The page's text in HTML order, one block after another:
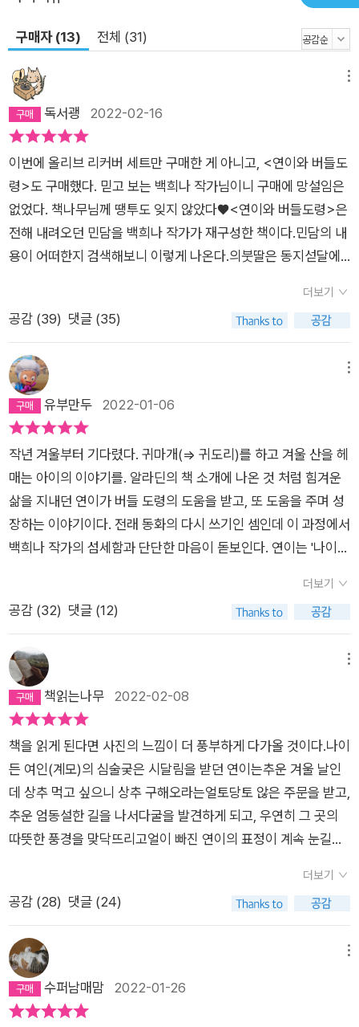
구매자 (13) 전체 (31)
독서괭 2022-02-16
이번에 올리브 리커버 세트만 구매한 게 아니고, <연이와 버들도
령>도 구매했다. 믿고 보는 백희나 작가님이니 구매에 망설임은
없었다. 책나무님께 땡투도 잊지 않았다♥<연이와 버들도령>은
전해 내려오던 민담을 백희나 작가가 재구성한 책이다.민담의 내
용이 어떠한지 검색해보니 이렇게 나온다.의붓딸은 동지섣달에
발한 신비한 동굴을 발견한다. 거기에 사는 도령에게 나물을 얻고
재차 동굴을 방문할 때는 ‘김해 김도령 남해 남도령 문을 열라’고
돌리는 숨살이꽃, 쓰다듬으면 뼈가 되살아나는 뼈살이꽃, 살이 붙
는 살살이꽃 등 환생꽃 이야기도 듣는다. 계모가 수상히 여기고
미행해 도령을 죽이지만 의붓딸이 환생꽃으로 살리고 도령과 혼
(설화 편))줄거리는 동일하지만, '계모'라는 단어 대신 '나이 든 여
인'으로 바꾸어, 아이들에게 계모에 대한 선입견을 형성하지 않도
록 신경썼다는 점이 돋보인다. 실은 많은 전래동화, 세계명작동화
의 '계모'가 본래 친엄마라고 하고, 실제로 아동학대 가해자도 계
모보다 친엄마가 압도적으로 많은데, '계모'들은 손쉽게 배척할
수 있는 타자로서 악인으로 설정되었던 것 같다. 버들도령이 연이
에게 나물과 국, 고봉밥으로 이루어진 한상을 차려 대접하는 부분
'손님에게 상 차려주기'를 남성인 도령이 하게 하여 성역할 전도
를 꾀한 게 아닐까? 동굴 방문 시 외는 주문도 다른다. 민담에는
'김해 김도령 남해 남도령'이라 나오지만 이 책에서는 '버들 도령
버들 도령, 연이 나 왔다'가 된다. 또, 마지막에 둘이서 '혼인'한다
는 내용도 없다. 함께 무지개를 타고 올라갈 뿐이다. 언제나 해피
엔딩은 결혼으로 끝나는 것에 대한 비판적 시각인가? 나이든 여
인에 대한 '징악'도 현실적이다. 백희나 작가님의 인터뷰 내용을
살펴보니 얼마나 신경써 책을 만드셨는지 조금은 알 수 있었
다. 중앙일보 인터뷰☞ https://www.joongang.co.kr/article/
닮았다. 작가는 두 인형을 만들 때부터 얼굴을 같게 했다. '그게
재미있을 거 같았어요. 어떻게 보면 연이 안의 남성성일 수도 있
고, 또 다른 자아일 수도 있는 거고.' 설화의 뒷부분에서 죽은 도령
을 연이가 살려내는 점을 떠올리면 더욱 흥미로운 설정이다. - 인
터뷰 기사 중나도 도령의 얼굴을 주목했는데, 책에서 '이쁜 도
령'이라는 표현이 나온다. 반면 연이의 외모에 대한 서술은 없
더보기
공감 (39) 댓글 (35)
유부만두 2022-01-06
작년 겨울부터 기다렸다. 귀마개(=> 귀도리)를 하고 겨울 산을 헤
매는 아이의 이야기를. 알라딘의 책 소개에 나온 것 처럼 힘겨운
삶을 지내던 연이가 버들 도령의 도움을 받고, 또 도움을 주며 성
장하는 이야기이다. 전래 동화의 다시 쓰기인 셈인데 이 과정에서
백희나 작가의 섬세함과 단단한 마음이 돋보인다. 연이는 '나이
인은 심술 궂은 표정으로 이야기의 악역임을 드러낸다. 다른 이야
기에서는 계모 쯤으로 칭해진 많은 여성들을 생각나게 한다. 하지
역전되어 존재한다. 가사일은 연이의 몫이고 나이든 여인은 계속
심술 궂다. 추운 날씨에 상추를, 진달래 꽃을 구하라고 겨울 산으
로 연이를 내몬다. 그 과업을 연이는 버들 도령의 도움으로, 마법
악행을, 발악을 한다. 스포할 순 없지만 바로 사건 직전의 책장에
이미 독자는 심장이 발목까지 떨군다. 이 여인은 모든 것을 파괴
해버리고 만다. 왜 그랬을까. 질투일까. 연이의 시간, 젊음, 혹은
고운 심성을 질투했을까, 아니면 그 모든 것을 혼자만 독점하고
싶었을까. (중년 여인의 소녀에 대한 집착을 그린 애거서 크리스
티의 '복수의 여인'도 주문해두었다) 처참한 현장(아주 어린 독자
에게는 충격적일 만큼 적나라하다)에 뒤늦게 도착한 연이. 연이
다. 그러자 해결법이 보인다. 백희나 작가의 단어 선택 하나 하나,
인물과 소품의 세세한 면이 (현실의 나이 든 여인이 쓴 돋보기 렌
즈와) 눈을 통해 내 심장에 와 닿았다. 나는 조용하게 말했다. 행
복해야해, 연이야, 그리고 버들 도령도. 버들 도령 밥 잘 짓더라,
더보기
공감 (32) 댓글 (12)
책읽는나무 2022-02-08
책을 읽게 된다면 사진의 느낌이 더 풍부하게 다가올 것이다.나이
든 여인(계모)의 심술궂은 시달림을 받던 연이는추운 겨울 날인
데 상추 먹고 싶으니 상추 구해오라는얼토당토 않은 주문을 받고,
추운 엄동설한 길을 나서다굴을 발견하게 되고, 우연히 그 곳의
따뜻한 풍경을 맞닥뜨리고얼이 빠진 연이의 표정이 계속 눈길을
령이 살고 있는 극락의 풍경에 넋을 잃는다.버들 도령이 짠~~~
나타나,고생많다며 자기 집으로 초대하여부엌에서 손수 참기름
같기도? 지난 번 ‘이상한 엄마‘ 그림책 마지막 장에 실린 김치 볶
음밥 양을 보고도 깜짝 놀랐었지만, 어쨌든 손이 크십니다!!!)으로
퍼서 한 상 멋지게 차려내어,˝편히 드세요.˝ 정성껏 대접한다.와
더보기
공감 (28) 댓글 (24)
수퍼남매맘 2022-01-26